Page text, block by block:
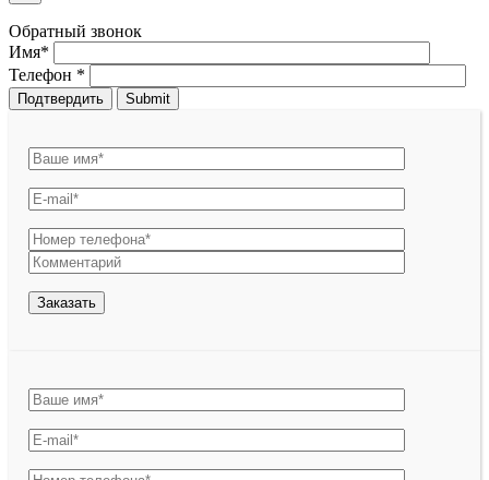
Обратный звонок
Имя*
Телефон *
Подтвердить